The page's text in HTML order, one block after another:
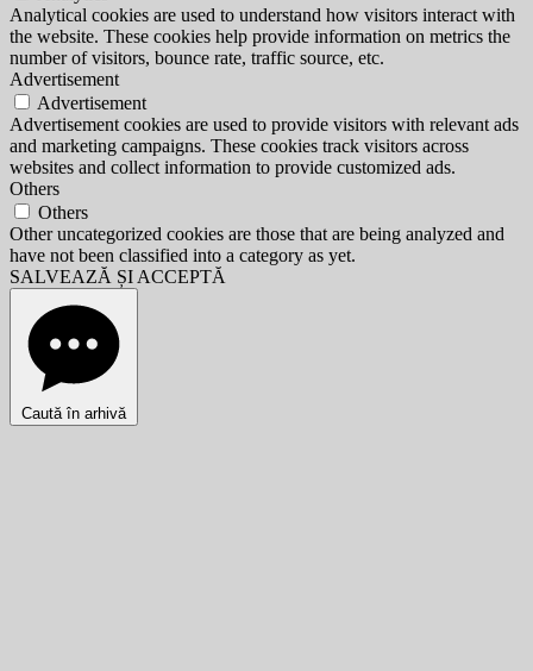
Analytical cookies are used to understand how visitors interact with
the website. These cookies help provide information on metrics the
number of visitors, bounce rate, traffic source, etc.
Advertisement
Advertisement
Advertisement cookies are used to provide visitors with relevant ads
and marketing campaigns. These cookies track visitors across
websites and collect information to provide customized ads.
Others
Others
Other uncategorized cookies are those that are being analyzed and
have not been classified into a category as yet.
SALVEAZĂ ȘI ACCEPTĂ
Caută în arhivă